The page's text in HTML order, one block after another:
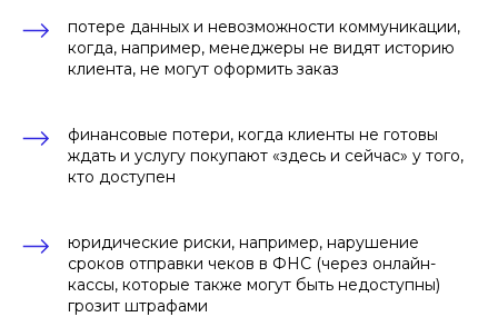
потере данных и невозможности коммуникации,
когда, например, менеджеры не видят историю
клиента, не могут оформить заказ
финансовые потери, когда клиенты не готовы
ждать и услугу покупают «здесь и сейчас» у того,
кто доступен
юридические риски, например, нарушение
сроков отправки чеков в ФНС (через онлайн-
кассы, которые также могут быть недоступны)
грозит штрафами
+7
обработку персональных данных в соответствии с
политикой
обработки персональных данных